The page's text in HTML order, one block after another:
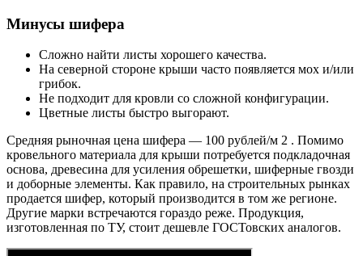
Минусы шифера
Сложно найти листы хорошего качества.
На северной стороне крыши часто появляется мох и/или
грибок.
Не подходит для кровли со сложной конфигурации.
Цветные листы быстро выгорают.
Средняя рыночная цена шифера — 100 рублей/м 2 . Помимо
кровельного материала для крыши потребуется подкладочная
основа, древесина для усиления обрешетки, шиферные гвозди
и доборные элементы. Как правило, на строительных рынках
продается шифер, который производится в том же регионе.
Другие марки встречаются гораздо реже. Продукция,
изготовленная по ТУ, стоит дешевле ГОСТовских аналогов.